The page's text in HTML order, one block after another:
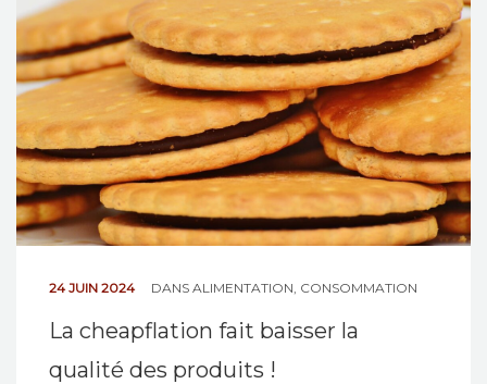
24 JUIN 2024 DANS ALIMENTATION CONSOMMATION
La cheapflation fait baisser la
qualité des produits !